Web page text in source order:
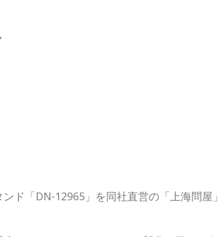
ド「DN-12965」を同社直営の「上海問屋